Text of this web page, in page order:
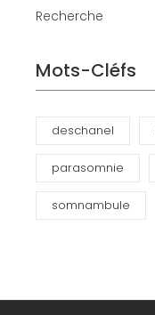
Recherche
Mots-Cléfs
deschanel
parasomnie
somnambule